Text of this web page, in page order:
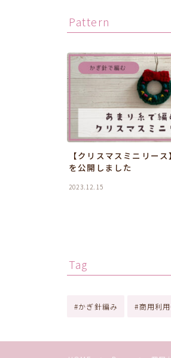
Pattern
【クリスマスミニリー
を公開しました
2023.12.15
Tag
かぎ針編み 商用利